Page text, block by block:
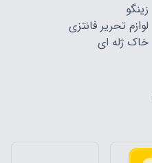
زینگو
لوازم تحریر فانتزی
خاک ژله ای